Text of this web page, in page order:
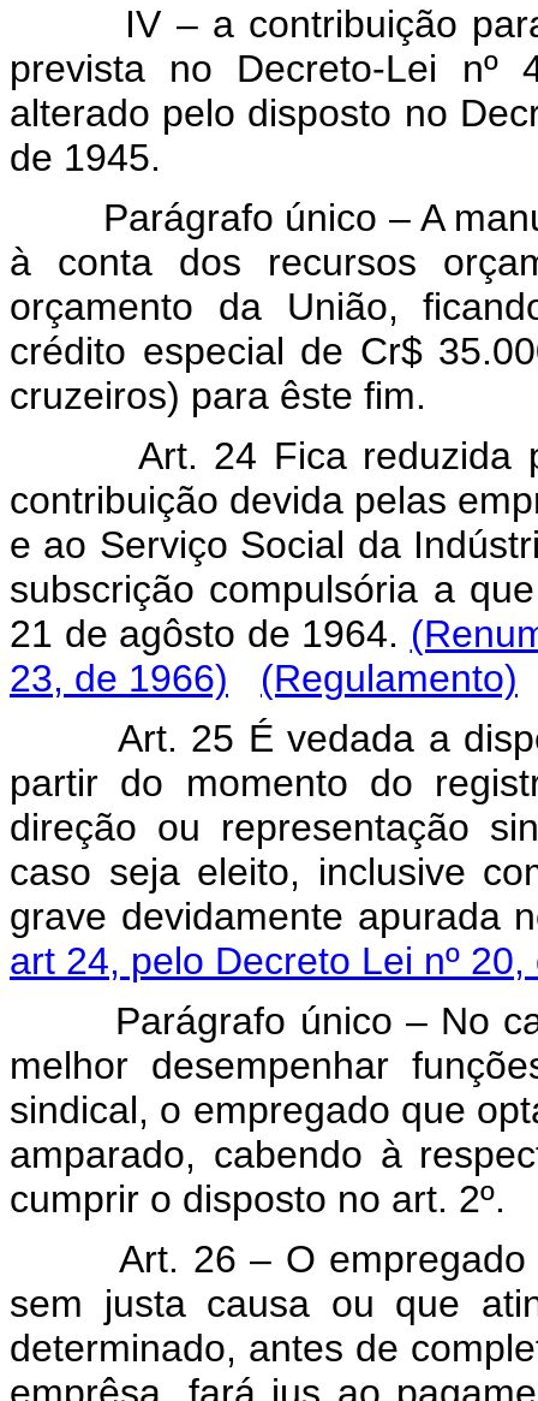
IV – a contribuição para
prevista no Decreto-Lei
alterado pelo disposto no
de 1945.
Parágrafo único – A
à conta dos recursos
orçamento da União,
crédito especial de Cr$
cruzeiros) para êste fim.
Art. 24 Fica reduzida
contribuição devida pelas
e ao Serviço Social da
subscrição compulsória a
21 de agôsto de 1964.
23, de 1966)
(Regulamento)
Art. 25 É vedada a
partir do momento do
direção ou representação
caso seja eleito, inclusive
grave devidamente apurada
art 24, pelo Decreto Lei nº
Parágrafo único – No
melhor desempenhar
sindical, o empregado que
amparado, cabendo à
cumprir o disposto no art. 2º.
Art. 26 – O empregado
sem justa causa ou que
determinado, antes de